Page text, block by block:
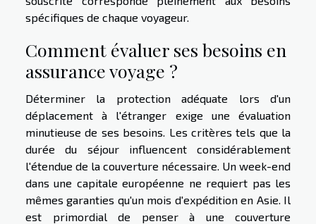
spécifiques de chaque voyageur.
Comment évaluer ses besoins en
assurance voyage ?
Déterminer la protection adéquate lors d'un
déplacement à l'étranger exige une évaluation
minutieuse de ses besoins. Les critères tels que la
durée du séjour influencent considérablement
l'étendue de la couverture nécessaire. Un week-end
dans une capitale européenne ne requiert pas les
mêmes garanties qu'un mois d'expédition en Asie. Il
est primordial de penser à une couverture